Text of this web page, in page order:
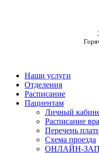
Наши услуги
Отделения
Расписание
Пациентам
Личный
Расписание
Перечень
Схема проезда
ОНЛАЙН-